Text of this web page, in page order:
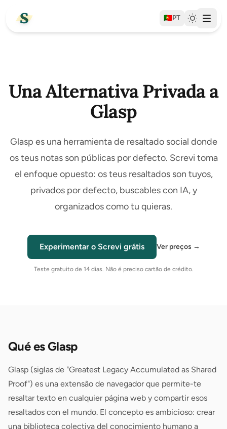
🇵🇹PT
Una Alternativa Privada a
Glasp
Glasp es una herramienta de resaltado social donde
os teus notas son públicas por defecto. Screvi toma
el enfoque opuesto: os teus resaltados son tuyos,
privados por defecto, buscables con IA, y
organizados como tu quieras.
Experimentar o Screvi grátis Ver preços →
Teste gratuito de 14 dias. Não é preciso cartão de crédito.
Qué es Glasp
Glasp (siglas de "Greatest Legacy Accumulated as Shared
Proof") es una extensão de navegador que permite-te
resaltar texto en cualquier página web y compartir esos
resaltados con el mundo. El concepto es ambicioso: crear
una biblioteca colectiva del conocimiento humano a